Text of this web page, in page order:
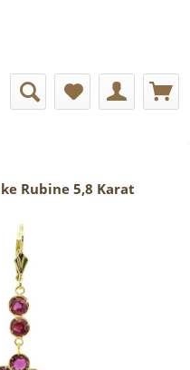
Rubine 5,8 Karat